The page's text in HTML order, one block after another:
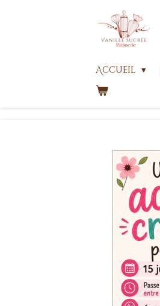
Accueil